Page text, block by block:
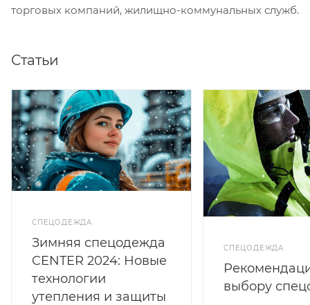
торговых компаний, жилищно-коммунальных служб.
Статьи
СПЕЦОДЕЖДА
Зимняя спецодежда
CENTER 2024: Новые
технологии
утепления и защиты
СПЕЦОДЕЖДА
выбору